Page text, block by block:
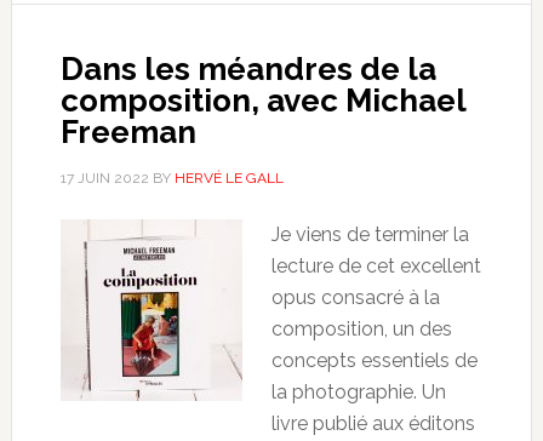
Dans les méandres de la
composition, avec Michael
Freeman
17 JUIN 2022 BY HERVÉ LE GALL
Je viens de terminer la
lecture de cet excellent
opus consacré à la
composition, un des
concepts essentiels de
la photographie. Un
livre publié aux éditons